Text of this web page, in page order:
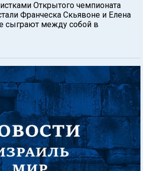
Открытого чемпионата
Франческа Скьявоне и Елена
сыграют между собой в